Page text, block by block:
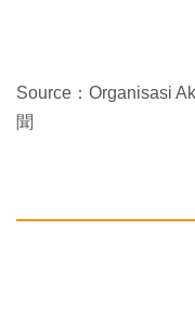
Source：Organisasi
聞